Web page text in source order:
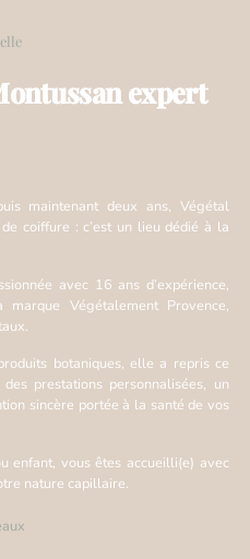
expert
maintenant deux ans, Végétal
coiffure : c’est un lieu dédié à la
avec 16 ans d’expérience,
Végétalement Provence,
botaniques, elle a repris ce
prestations personnalisées, un
sincère portée à la santé de vos
enfant, vous êtes accueilli(e) avec
nature capillaire.